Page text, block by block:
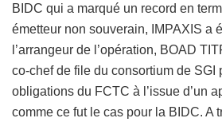
BIDC qui a marqué un record en
émetteur non souverain, IMPAXIS a
l’arrangeur de l’opération, BOAD
co-chef de file du consortium de SGI
obligations du FCTC à l’issue d’un
comme ce fut le cas pour la BIDC. A